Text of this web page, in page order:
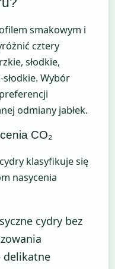
smakowym i
cztery
słodkie,
Wybór
odmiany jabłek.
CO₂
klasyfikuje się
nasycenia
cydry bez
delikatne